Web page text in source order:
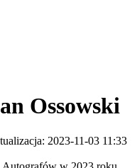
Ossowski
2023-11-03 11:33